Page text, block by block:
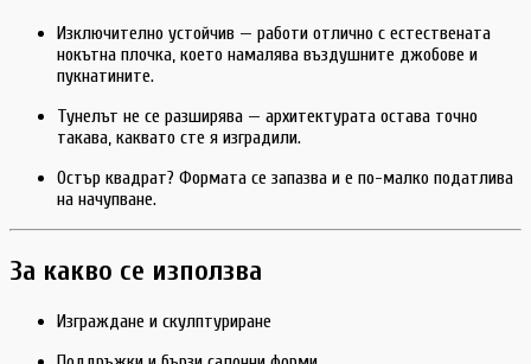
Изключително устойчив — работи отлично с естествената
нокътна плочка, което намалява въздушните джобове и
пукнатините.
Тунелът не се разширява — архитектурата остава точно
такава, каквато сте я изградили.
Остър квадрат? Формата се запазва и е по-малко податлива
на начупване.
За какво се използва
Изграждане и скулптуриране